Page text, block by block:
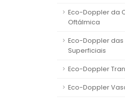
Eco-Doppler da
Oftálmica
Eco-Doppler
Superficiais
Eco-Doppler
Eco-Doppler